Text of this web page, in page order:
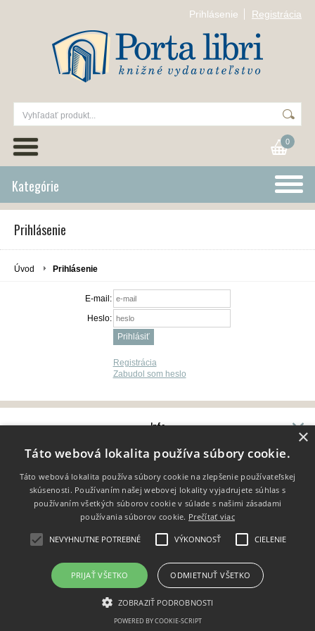
Prihlásenie Registrácia
0
Kategórie
Prihlásenie
Úvod Prihlásenie
E-mail:
Heslo:
Registrácia
Zabudol som heslo
Info
Kontakt
Copyright 2014 - 2026 © Porta libri Vytvárame e-shopy - Atomer.sk
×
Táto webová lokalita používa súbory cookie.
Táto webová lokalita používa súbory cookie na zlepšenie používateľskej
skúsenosti. Používaním našej webovej lokality vyjadrujete súhlas s
používaním všetkých súborov cookie v súlade s našimi zásadami
používania súborov cookie. Prečítať viac
NEVYHNUTNE POTREBNÉ VÝKONNOSŤ CIELENIE
PRIJAŤ VŠETKO ODMIETNUŤ VŠETKO
ZOBRAZIŤ PODROBNOSTI
POWERED BY COOKIE-SCRIPT